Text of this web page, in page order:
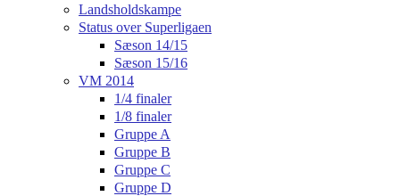
Landsholdskampe
Status over Superligaen
Sæson 14/15
Sæson 15/16
VM 2014
1/4 finaler
1/8 finaler
Gruppe A
Gruppe B
Gruppe C
Gruppe D